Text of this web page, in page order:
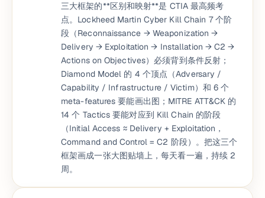
三大框架的**区别和映射**是 CTIA 最高频考
点。Lockheed Martin Cyber Kill Chain 7 个阶
段（Reconnaissance → Weaponization →
Delivery → Exploitation → Installation → C2 →
Actions on Objectives）必须背到条件反射；
Diamond Model 的 4 个顶点（Adversary /
Capability / Infrastructure / Victim）和 6 个
meta-features 要能画出图；MITRE ATT&CK 的
14 个 Tactics 要能对应到 Kill Chain 的阶段
（Initial Access ≈ Delivery + Exploitation，
Command and Control = C2 阶段）。把这三个
框架画成一张大图贴墙上，每天看一遍，持续 2
周。